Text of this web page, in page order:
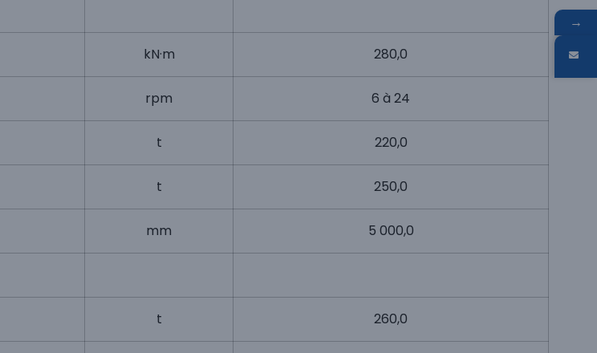
kN·m 280,0
rpm 6 à 24
t 220,0
t 250,0
mm 5 000,0
t 260,0
→